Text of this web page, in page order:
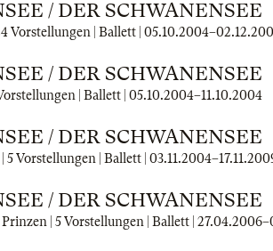
/ DER SCHWANENSEE
Vorstellungen | Ballett | 05.10.2004–
/ DER SCHWANENSEE
| Ballett | 05.10.2004–11.10.2004
/ DER SCHWANENSEE
5 Vorstellungen | Ballett | 03.11.2004–
/ DER SCHWANENSEE
| 5 Vorstellungen | Ballett | 27.04.2006–